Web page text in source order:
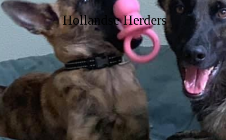
Hollandse Herders